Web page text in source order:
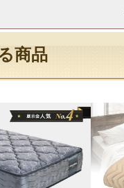
商品